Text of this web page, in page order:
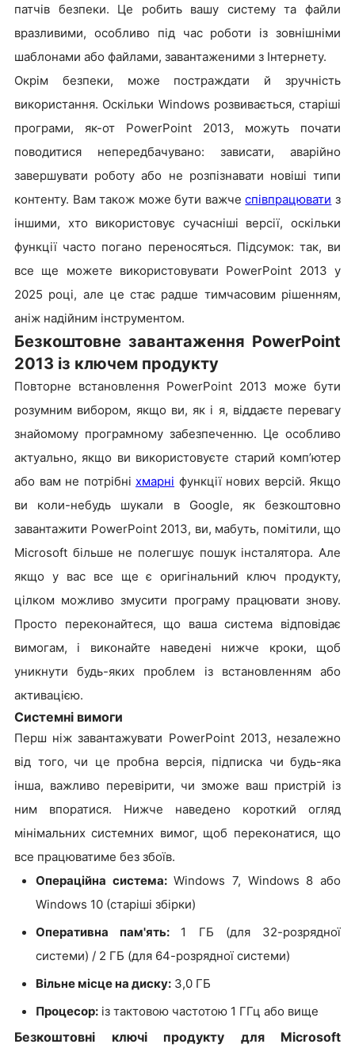
патчів безпеки. Це робить вашу систему та файли
вразливими, особливо під час роботи із зовнішніми
шаблонами або файлами, завантаженими з Інтернету.
Окрім безпеки, може постраждати й зручність
використання. Оскільки Windows розвивається, старіші
програми, як-от PowerPoint 2013, можуть почати
поводитися непередбачувано: зависати, аварійно
завершувати роботу або не розпізнавати новіші типи
контенту. Вам також може бути важчеспівпрацювати з
іншими, хто використовує сучасніші версії, оскільки
функції часто погано переносяться. Підсумок: так, ви
все ще можете використовувати PowerPoint 2013 у
2025 році, але це стає радше тимчасовим рішенням,
аніж надійним інструментом.
Безкоштовне завантаження PowerPoint
2013 із ключем продукту
Повторне встановлення PowerPoint 2013 може бути
розумним вибором, якщо ви, як і я, віддаєте перевагу
знайомому програмному забезпеченню. Це особливо
актуально, якщо ви використовуєте старий комп’ютер
або вам не потрібні хмарні функції нових версій. Якщо
ви коли-небудь шукали в Google, як безкоштовно
завантажити PowerPoint 2013, ви, мабуть, помітили, що
Microsoft більше не полегшує пошук інсталятора. Але
якщо у вас все ще є оригінальний ключ продукту,
цілком можливо змусити програму працювати знову.
Просто переконайтеся, що ваша система відповідає
вимогам, і виконайте наведені нижче кроки, щоб
уникнути будь-яких проблем із встановленням або
активацією.
Системні вимоги
Перш ніж завантажувати PowerPoint 2013, незалежно
від того, чи це пробна версія, підписка чи будь-яка
інша, важливо перевірити, чи зможе ваш пристрій із
ним впоратися. Нижче наведено короткий огляд
мінімальних системних вимог, щоб переконатися, що
все працюватиме без збоїв.
Операційна система:Windows 7, Windows 8 або
Windows 10 (старіші збірки)
Оперативна пам'ять: 1 ГБ (для 32-розрядної
системи) / 2 ГБ (для 64-розрядної системи)
Вільне місце на диску: 3,0 ГБ
Процесор: із тактовою частотою 1 ГГц або вище
Безкоштовні ключі продукту для Microsoft